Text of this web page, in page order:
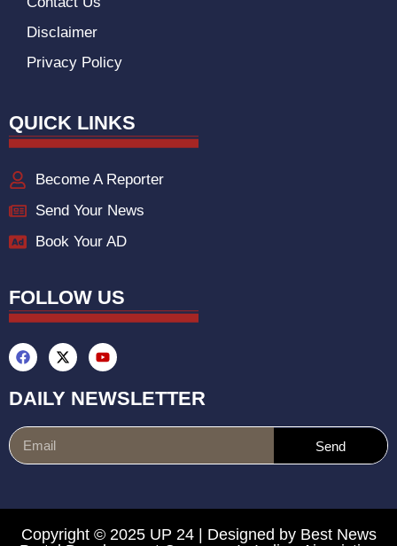
Disclaimer
Privacy Policy
QUICK LINKS
Become A Reporter
Send Your News
Book Your AD
FOLLOW US
DAILY NEWSLETTER
Send
Copyright © 2025 UP 24 | Designed by Best News